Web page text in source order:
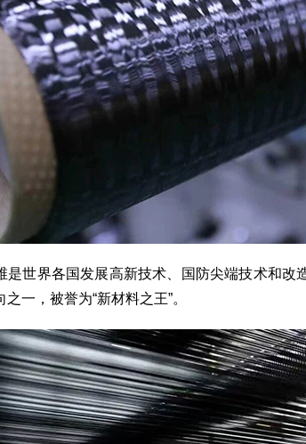
是世界各国发展高新技术、国防尖端技术和改
一，被誉为“新材料之王”。